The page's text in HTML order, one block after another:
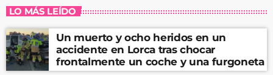
LO MÁS LEÍDO
Un muerto y ocho heridos en un
accidente en Lorca tras chocar
frontalmente un coche y una furgoneta